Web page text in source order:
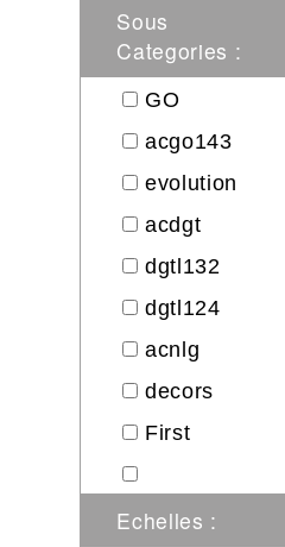
Sous
Categories :
GO
acgo143
evolution
acdgt
dgtl132
dgtl124
acnlg
decors
First
Echelles :